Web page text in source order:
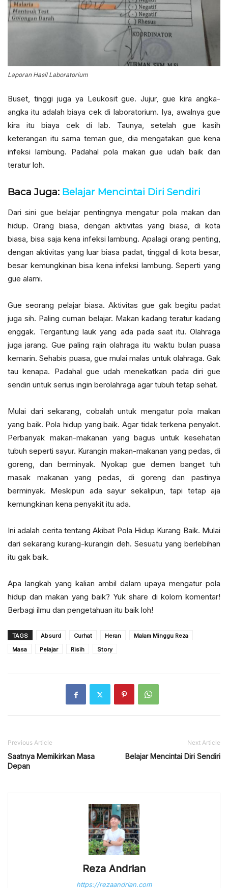
Laporan Hasil Laboratorium
Buset, tinggi juga ya Leukosit gue. Jujur, gue kira angka-
angka itu adalah biaya cek di laboratorium. Iya, awalnya gue
kira itu biaya cek di lab. Taunya, setelah gue kasih
keterangan itu sama teman gue, dia mengatakan gue kena
infeksi lambung. Padahal pola makan gue udah baik dan
teratur loh.
Baca Juga: Belajar Mencintai Diri Sendiri
Dari sini gue belajar pentingnya mengatur pola makan dan
hidup. Orang biasa, dengan aktivitas yang biasa, di kota
biasa, bisa saja kena infeksi lambung. Apalagi orang penting,
dengan aktivitas yang luar biasa padat, tinggal di kota besar,
besar kemungkinan bisa kena infeksi lambung. Seperti yang
gue alami.
Gue seorang pelajar biasa. Aktivitas gue gak begitu padat
juga sih. Paling cuman belajar. Makan kadang teratur kadang
enggak. Tergantung lauk yang ada pada saat itu. Olahraga
juga jarang. Gue paling rajin olahraga itu waktu bulan puasa
kemarin. Sehabis puasa, gue mulai malas untuk olahraga. Gak
tau kenapa. Padahal gue udah menekatkan pada diri gue
sendiri untuk serius ingin berolahraga agar tubuh tetap sehat.
Mulai dari sekarang, cobalah untuk mengatur pola makan
yang baik. Pola hidup yang baik. Agar tidak terkena penyakit.
Perbanyak makan-makanan yang bagus untuk kesehatan
tubuh seperti sayur. Kurangin makan-makanan yang pedas, di
goreng, dan berminyak. Nyokap gue demen banget tuh
masak makanan yang pedas, di goreng dan pastinya
berminyak. Meskipun ada sayur sekalipun, tapi tetap aja
kemungkinan kena penyakit itu ada.
Ini adalah cerita tentang Akibat Pola Hidup Kurang Baik. Mulai
dari sekarang kurang-kurangin deh. Sesuatu yang berlebihan
itu gak baik.
Apa langkah yang kalian ambil dalam upaya mengatur pola
hidup dan makan yang baik? Yuk share di kolom komentar!
Berbagi ilmu dan pengetahuan itu baik loh!
TAGS Absurd Curhat Heran
Malam Minggu Reza
Masa
Pelajar Risih Story
Previous Article
Saatnya Memikirkan Masa
Depan
Next Article
Belajar Mencintai Diri Sendiri
Reza Andrian
https://rezaandrian.com